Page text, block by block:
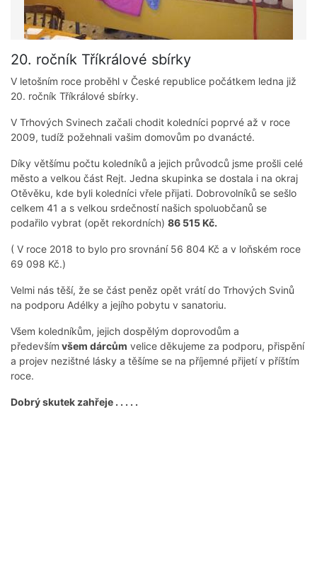
20. ročník Tříkrálové sbírky
V letošním roce proběhl v České republice počátkem ledna již
20. ročník Tříkrálové sbírky.
V Trhových Svinech začali chodit koledníci poprvé až v roce
2009, tudíž požehnali vašim domovům po dvanácté.
Díky většímu počtu koledníků a jejich průvodců jsme prošli celé
město a velkou část Rejt. Jedna skupinka se dostala i na okraj
Otěvěku, kde byli koledníci vřele přijati. Dobrovolníků se sešlo
celkem 41 a s velkou srdečností našich spoluobčanů se
podařilo vybrat (opět rekordních) 86 515 Kč.
( V roce 2018 to bylo pro srovnání 56 804 Kč a v loňském roce
69 098 Kč.)
Velmi nás těší, že se část peněz opět vrátí do Trhových Svinů
na podporu Adélky a jejího pobytu v sanatoriu.
Všem koledníkům, jejich dospělým doprovodům a
především všem dárcům velice děkujeme za podporu, přispění
a projev nezištné lásky a těšíme se na příjemné přijetí v příštím
roce.
Dobrý skutek zahřeje . . . . .